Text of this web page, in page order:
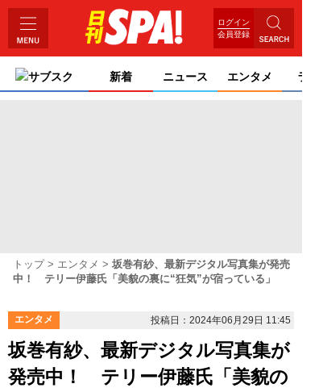
ログイン
会員登録
サブスク 新着 ニュース エンタメ ライ
トップ エンタメ
坂巻有紗、最新デジタル写真集が発売
中！ テリー伊藤氏「美貌の裏に“狂気”が宿っている」
エンタメ 投稿日：2024年06月29日 11:45
坂巻有紗、最新デジタル写真集が
発売中！ テリー伊藤氏「美貌の